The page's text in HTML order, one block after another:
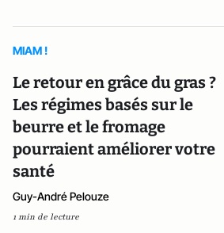
MIAM !
Le retour en grâce du gras ?
Les régimes basés sur le
beurre et le fromage
pourraient améliorer votre
santé
Guy-André Pelouze
1 min de lecture